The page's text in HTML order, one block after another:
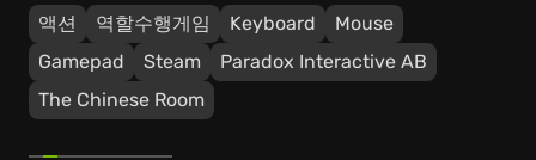
액션 역할수행게임 Keyboard
Mouse
Gamepad
Steam
Paradox Interactive AB
The Chinese Room